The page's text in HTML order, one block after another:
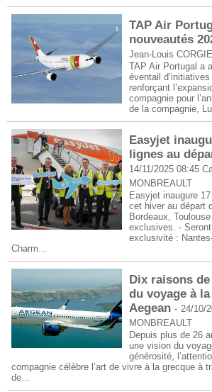
TAP Air
nouveautés
Jean-Louis
TAP Air Portugal a
éventail
renforçant
compagnie pour
de la compagnie,
Easyjet
lignes au
14/11/2025 08:45
MONBREAULT
Easyjet inaugure
cet hiver au départ
Bordeaux,
exclusives. -
exclusivité :
Charm...
Dix raisons
du voyage à
Aegean - 24/10/
MONBREAULT
Depuis plus de 26
une vision du
générosité,
compagnie célèbre l’art de vivre à la grecque à
de...